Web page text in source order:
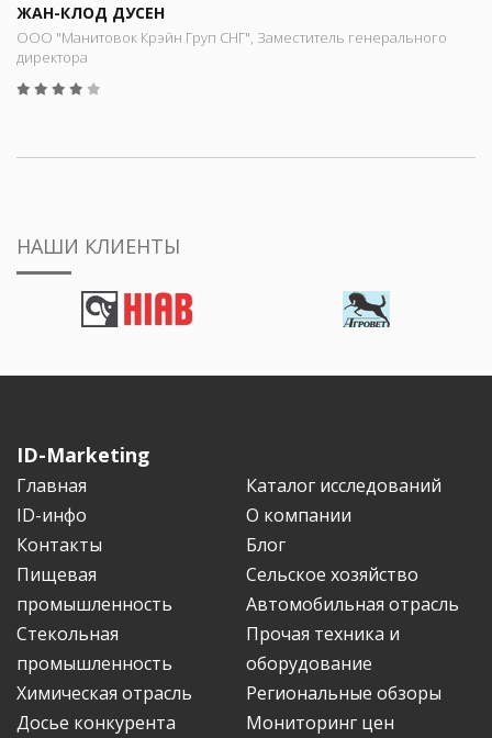
ЖАН-КЛОД ДУСЕН
ООО "Манитовок Крэйн Груп СНГ", Заместитель генерального
директора
НАШИ КЛИЕНТЫ
ID-Marketing
Главная
Каталог исследований
ID-инфо
О компании
Контакты
Блог
Пищевая
промышленность
Сельское хозяйство
Автомобильная отрасль
Стекольная
промышленность
Прочая техника и
оборудование
Химическая отрасль
Региональные обзоры
Досье конкурента
Мониторинг цен